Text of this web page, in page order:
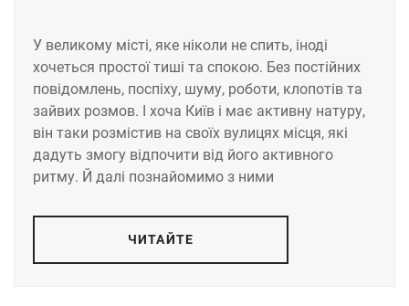
У великому місті, яке ніколи не спить, іноді
хочеться простої тиші та спокою. Без постійних
повідомлень, поспіху, шуму, роботи, клопотів та
зайвих розмов. І хоча Київ і має активну натуру,
він таки розмістив на своїх вулицях місця, які
дадуть змогу відпочити від його активного
ритму. Й далі познайомимо з ними
ЧИТАЙТЕ